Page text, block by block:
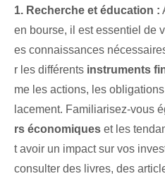
1. Recherche et éducation :
en bourse,‌ il est essentiel de
es ⁤connaissances⁤
r⁣ les différents‍ instruments
me les actions, les
lacement. Familiarisez-vous
rs économiques et ⁢les
t avoir un impact sur vos
consulter des livres, des